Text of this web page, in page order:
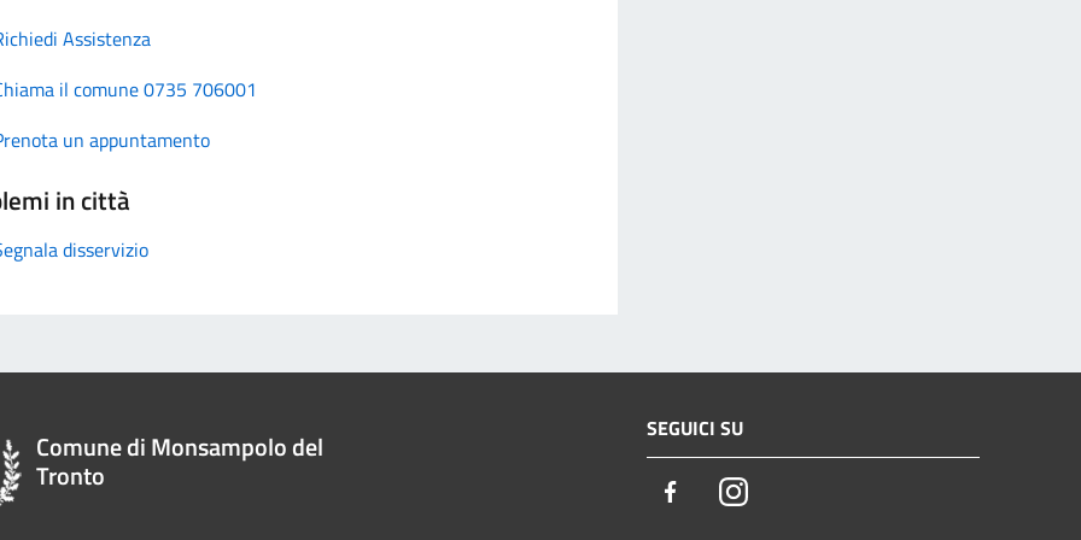
Assistenza
il comune 0735 706001
un appuntamento
in città
disservizio
Comune di Monsampolo del
Tronto
SEGUICI SU
FacebookInstagram